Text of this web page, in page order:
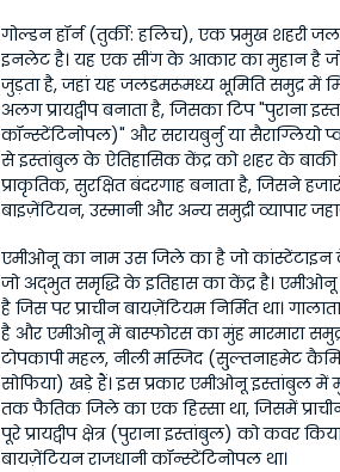
गोल्डन हॉर्न (तुर्की: हलिच), एक प्रमुख शहरी
इनलेट है। यह एक सींग के आकार का मुहान है
जुड़ता है, जहां यह जलडमरूमध्य भूमिति समुद्र में
अलग प्रायद्वीप बनाता है, जिसका टिप "पुराना
कॉन्स्टेंटिनोपल)" और सरायबुर्नु या सैराग्लियो
से इस्तांबुल के ऐतिहासिक केंद्र को शहर के
प्राकृतिक, सुरक्षित बंदरगाह बनाता है, जिसने
बाइज़ेंटियन, उस्मानी और अन्य समुद्री व्यापार
एमीओनू का नाम उस जिले का है जो कांस्टेंटाइन
जो अद्भुत समृद्धि के इतिहास का केंद्र है।
है जिस पर प्राचीन बायज़ेंटियम निर्मित था।
है और एमीओनू में बास्फोरस का मुंह मारमारा
टोपकापी महल, नीली मस्जिद (सु्ल्तनाहमेट
सोफिया) खड़े हैं। इस प्रकार एमीओनू इस्तांबुल में
तक फैतिक जिले का एक हिस्सा था, जिसमें
पूरे प्रायद्वीप क्षेत्र (पुराना इस्तांबुल) को कवर
बायज़ेंटियन राजधानी कॉन्स्टेंटिनोपल था।